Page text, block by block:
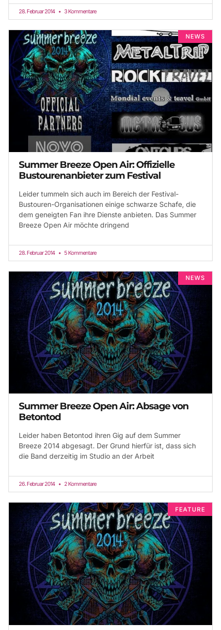
28. Februar 2014 3 Kommentare
NEWS
Summer Breeze Open Air: Offizielle
Bustourenanbieter zum Festival
Leider tummeln sich auch im Bereich der Festival-
Bustouren-Organisationen einige schwarze Schafe, die
dem geneigten Fan ihre Dienste anbieten. Das Summer
Breeze Open Air möchte dringend
28. Februar 2014 5 Kommentare
NEWS
Summer Breeze Open Air: Absage von
Betontod
Leider haben Betontod ihren Gig auf dem Summer
Breeze 2014 abgesagt. Der Grund hierfür ist, dass sich
die Band derzeitig im Studio an der Arbeit
26. Februar 2014 2 Kommentare
FEATURE